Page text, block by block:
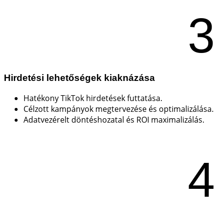
3
Hirdetési lehetőségek kiaknázása
Hatékony TikTok hirdetések futtatása.
Célzott kampányok megtervezése és optimalizálása.
Adatvezérelt döntéshozatal és ROI maximalizálás.
4